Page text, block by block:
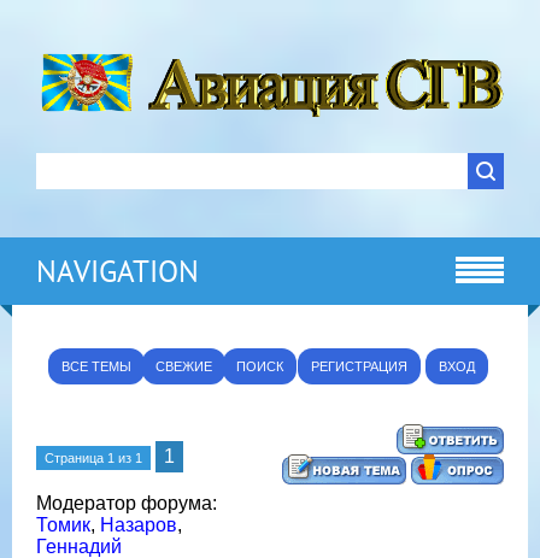
NAVIGATION
ВСЕ ТЕМЫ СВЕЖИЕ ПОИСК РЕГИСТРАЦИЯ ВХОД
Страница 1 из 1 1
Модератор форума:
Томик, Назаров,
Геннадий